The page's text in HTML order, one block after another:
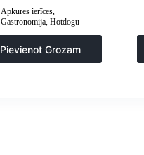
Apkures ierīces,
Gastronomija, Hotdogu
Pievienot Grozam